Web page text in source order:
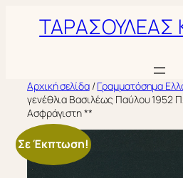
ΤΑΡΑΣΟΥΛΕΑΣ
Αρχική σελίδα/Γραμματόσημα
γενέθλια Βασιλέως Παύλου 1952
Ασφράγιστη **
Σε Έκπτωση!